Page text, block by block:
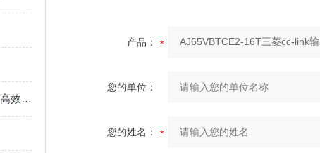
三菱伺服电机：高精度控制与高效能转换的工业驱动选择
产品：
您的单位：
您的姓名：